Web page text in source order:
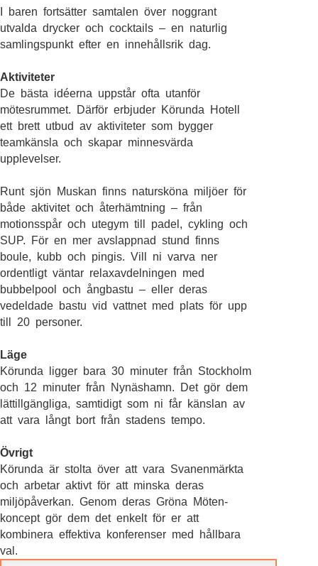
I baren fortsätter samtalen över noggrant
utvalda drycker och cocktails – en naturlig
samlingspunkt efter en innehållsrik dag.
Aktiviteter
De bästa idéerna uppstår ofta utanför
mötesrummet. Därför erbjuder Körunda Hotell
ett brett utbud av aktiviteter som bygger
teamkänsla och skapar minnesvärda
upplevelser.
Runt sjön Muskan finns natursköna miljöer för
både aktivitet och återhämtning – från
motionsspår och utegym till padel, cykling och
SUP. För en mer avslappnad stund finns
boule, kubb och pingis. Vill ni varva ner
ordentligt väntar relaxavdelningen med
bubbelpool och ångbastu – eller deras
vedeldade bastu vid vattnet med plats för upp
till 20 personer.
Läge
Körunda ligger bara 30 minuter från Stockholm
och 12 minuter från Nynäshamn. Det gör dem
lättillgängliga, samtidigt som ni får känslan av
att vara långt bort från stadens tempo.
Övrigt
Körunda är stolta över att vara Svanenmärkta
och arbetar aktivt för att minska deras
miljöpåverkan. Genom deras Gröna Möten-
koncept gör dem det enkelt för er att
kombinera effektiva konferenser med hållbara
val.